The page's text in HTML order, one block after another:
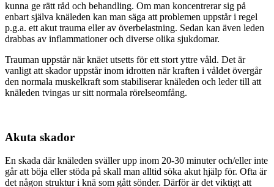
kunna ge rätt råd och behandling. Om man koncentrerar sig på
enbart själva knäleden kan man säga att problemen uppstår i regel
p.g.a. ett akut trauma eller av överbelastning. Sedan kan även leden
drabbas av inflammationer och diverse olika sjukdomar.
Trauman uppstår när knäet utsetts för ett stort yttre våld. Det är
vanligt att skador uppstår inom idrotten när kraften i våldet övergår
den normala muskelkraft som stabiliserar knäleden och leder till att
knäleden tvingas ur sitt normala rörelseomfång.
Akuta skador
En skada där knäleden sväller upp inom 20-30 minuter och/eller inte
går att böja eller stöda på skall man alltid söka akut hjälp för. Ofta är
det någon struktur i knä som gått sönder. Därför är det viktigt att